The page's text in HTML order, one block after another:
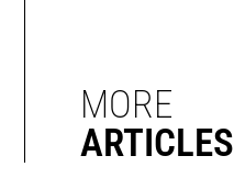
MORE
ARTICLES